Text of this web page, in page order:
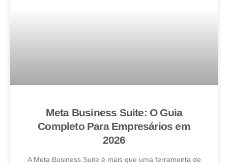
Meta Business Suite: O Guia
Completo Para Empresários em
2026
A Meta Business Suite é mais que uma ferramenta de